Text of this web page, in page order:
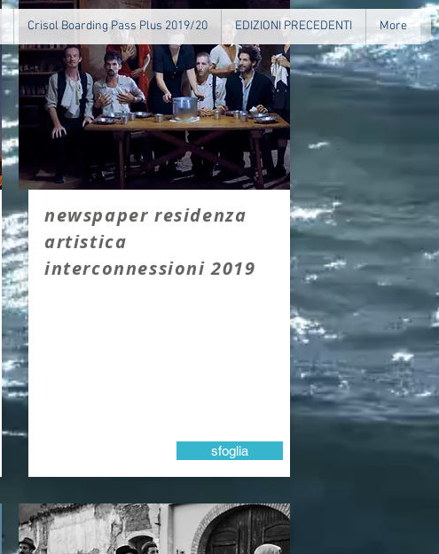
Crisol Boarding Pass Plus 2019/20 EDIZIONI PRECEDENTI More
newspaper residenza
artistica
interconnessioni 2019
sfoglia